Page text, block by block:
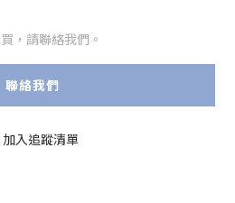
，請聯絡我們。
聯絡我們
加入追蹤清單